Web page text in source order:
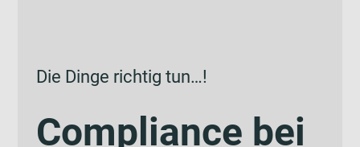
Die Dinge richtig tun…!
Compliance bei